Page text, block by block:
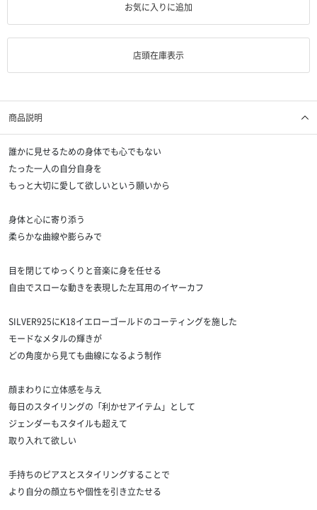
お気に入りに追加
店頭在庫表示
商品説明
誰かに見せるための身体でも心でもない
たった一人の自分自身を
もっと大切に愛して欲しいという願いから
身体と心に寄り添う
柔らかな曲線や膨らみで
目を閉じてゆっくりと音楽に身を任せる
自由でスローな動きを表現した左耳用のイヤーカフ
SILVER925にK18イエローゴールドのコーティングを施した
モードなメタルの輝きが
どの角度から見ても曲線になるよう制作
顔まわりに立体感を与え
毎日のスタイリングの「利かせアイテム」として
ジェンダーもスタイルも超えて
取り入れて欲しい
手持ちのピアスとスタイリングすることで
より自分の顔立ちや個性を引き立たせる